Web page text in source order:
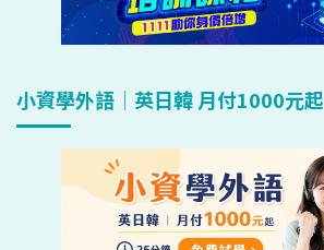
小資學外語｜英日韓 月付1000元起